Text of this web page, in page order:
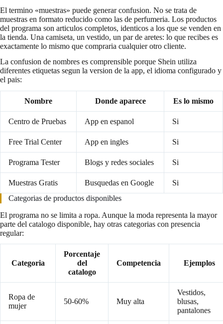
El termino «muestras» puede generar confusion. No se trata de
muestras en formato reducido como las de perfumeria. Los productos
del programa son articulos completos, identicos a los que se venden en
la tienda. Una camiseta, un vestido, un par de aretes: lo que recibes es
exactamente lo mismo que compraria cualquier otro cliente.
La confusion de nombres es comprensible porque Shein utiliza
diferentes etiquetas segun la version de la app, el idioma configurado y
el pais:
Nombre Donde aparece Es lo mismo
Centro de Pruebas App en espanol Si
Free Trial Center App en ingles Si
Programa Tester Blogs y redes sociales Si
Muestras Gratis Busquedas en Google
Si
Categorias de productos disponibles
El programa no se limita a ropa. Aunque la moda representa la mayor
parte del catalogo disponible, hay otras categorias con presencia
regular:
Categoria
Porcentaje
del
catalogo
Competencia Ejemplos
Ropa de
mujer
50-60% Muy alta
Vestidos,
blusas,
pantalones